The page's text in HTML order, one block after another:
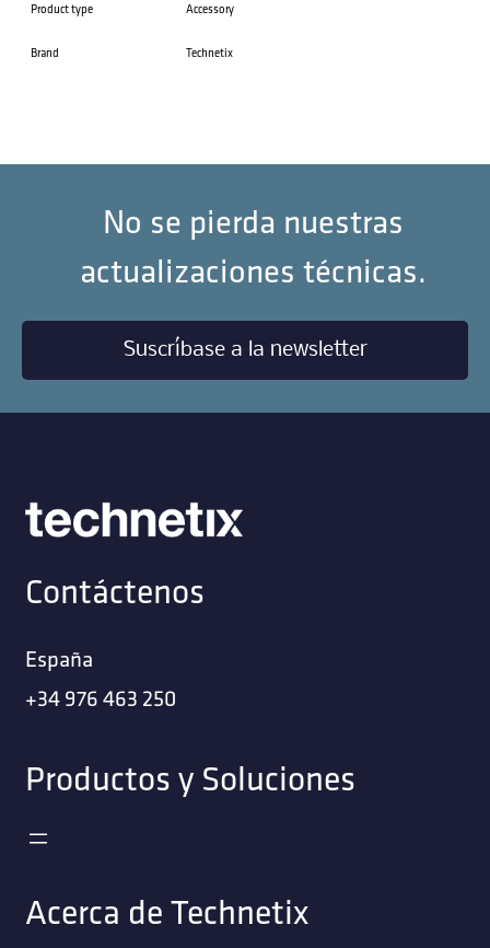
Product type Accessory
Brand Technetix
No se pierda nuestras
actualizaciones técnicas.
Suscríbase a la newsletter
Contáctenos
España
+34 976 463 250
Productos y Soluciones
Acerca de Technetix